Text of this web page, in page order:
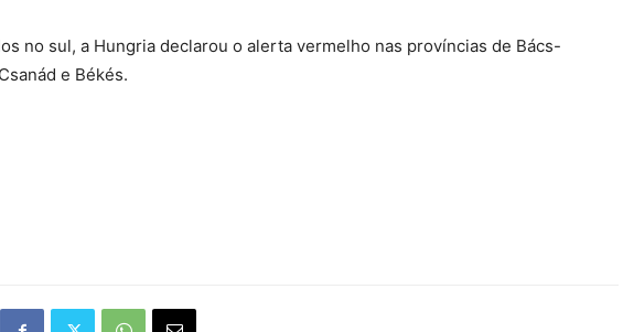
no sul, a Hungria declarou o alerta vermelho nas províncias de Bács-
e Békés.